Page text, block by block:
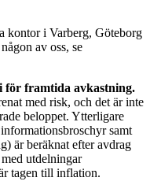
kontor i Varberg, Göteborg
av oss, se
för framtida avkastning.
med risk, och det är inte
beloppet. Ytterligare
samt
är beräknat efter avdrag
utdelningar
tagen till inflation.